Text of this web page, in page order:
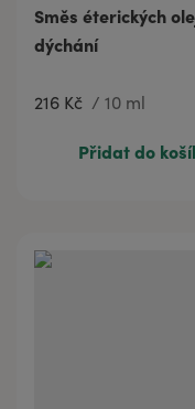
Směs éterických
dýchání
216 Kč / 10 ml
347 Kč
20 ml
Přidat do